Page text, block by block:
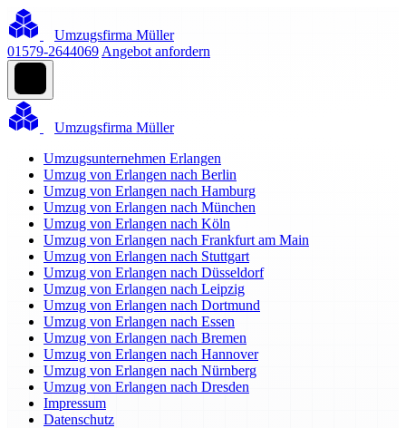
Umzugsfirma Müller
01579-2644069 Angebot anfordern
Umzugsfirma Müller
Umzugsunternehmen Erlangen
Umzug von Erlangen nach Berlin
Umzug von Erlangen nach Hamburg
Umzug von Erlangen nach München
Umzug von Erlangen nach Köln
Umzug von Erlangen nach Frankfurt am Main
Umzug von Erlangen nach Stuttgart
Umzug von Erlangen nach Düsseldorf
Umzug von Erlangen nach Leipzig
Umzug von Erlangen nach Dortmund
Umzug von Erlangen nach Essen
Umzug von Erlangen nach Bremen
Umzug von Erlangen nach Hannover
Umzug von Erlangen nach Nürnberg
Umzug von Erlangen nach Dresden
Impressum
Datenschutz